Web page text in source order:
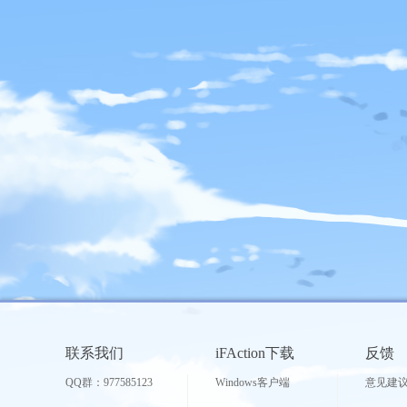
联系我们
QQ群：977585123
iFAction下载
Windows客户端
反馈
意见建